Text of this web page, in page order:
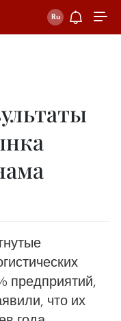
предприятий,
что их